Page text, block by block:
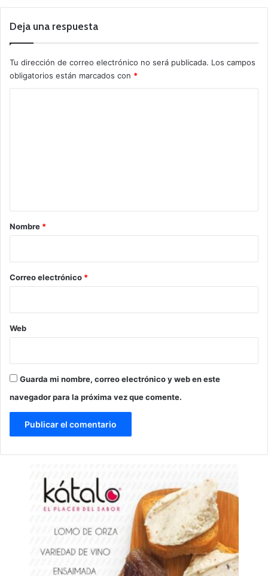
Deja una respuesta
Tu dirección de correo electrónico no será publicada. Los campos
obligatorios están marcados con *
r
*
Nombre *
Correo electrónico *
Web
Guarda mi nombre, correo electrónico y web en este
navegador para la próxima vez que comente.